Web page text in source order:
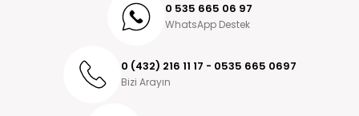
0 535 665 06 97
WhatsApp Destek
0 (432) 216 11 17 - 0535 665 0697
Bizi Arayın